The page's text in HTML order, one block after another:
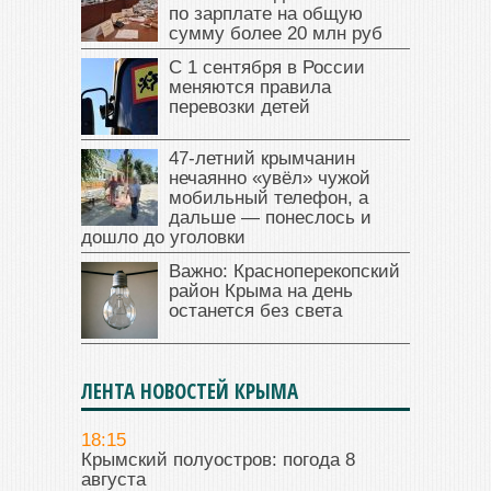
по зарплате на общую
сумму более 20 млн руб
С 1 сентября в России
меняются правила
перевозки детей
47‑летний крымчанин
нечаянно «увёл» чужой
мобильный телефон, а
дальше — понеслось и
дошло до уголовки
Важно: Красноперекопский
район Крыма на день
останется без света
ЛЕНТА НОВОСТЕЙ КРЫМА
18:15
Крымский полуостров: погода 8
августа